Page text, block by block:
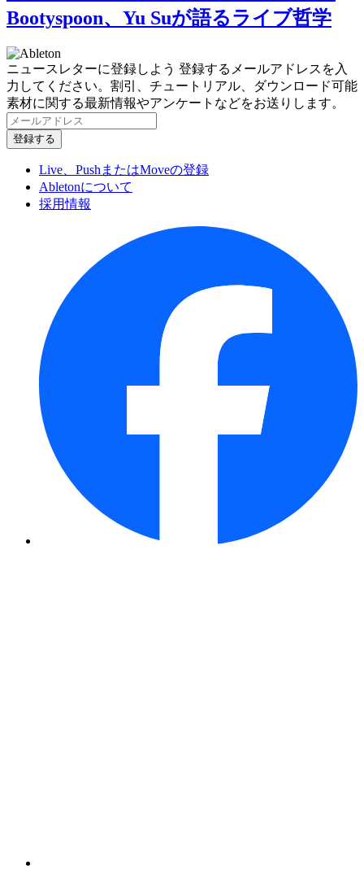
Bootyspoon、Yu Suが語るライブ哲学
ニュースレターに登録しよう 登録するメールアドレスを入
力してください。割引、チュートリアル、ダウンロード可能
素材に関する最新情報やアンケートなどをお送りします。
Live、PushまたはMoveの登録
Abletonについて
採用情報